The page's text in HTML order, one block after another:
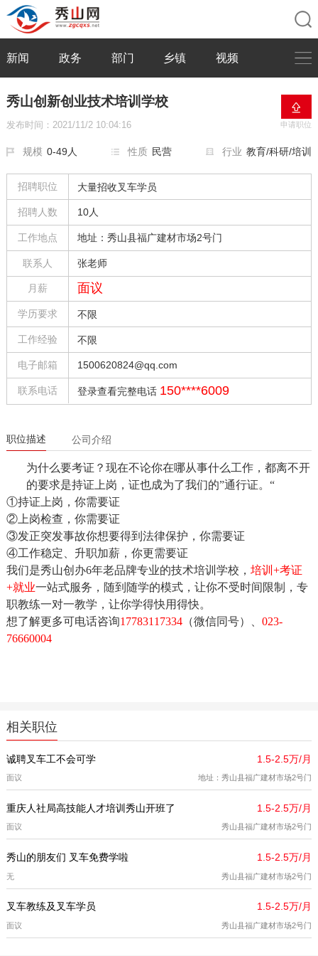
新闻 政务 部门 乡镇 视频
秀山创新创业技术培训学校
发布时间：2021/11/2 10:04:16 申请职位
规模 0-49人 性质 民营 行业 教育/科研/培训
招聘职位 大量招收叉车学员
招聘人数 10人
工作地点 地址：秀山县福广建材市场2号门
联系人 张老师
月薪 面议
学历要求 不限
工作经验 不限
电子邮箱 1500620824@qq.com
联系电话 登录查看完整电话 150****6009
职位描述 公司介绍
为什么要考证？现在不论你在哪从事什么工作，都离不开
的要求是持证上岗，证也成为了我们的”通行证。“
①持证上岗，你需要证
②上岗检查，你需要证
③发正突发事故你想要得到法律保护，你需要证
④工作稳定、升职加薪，你更需要证
我们是秀山创办6年老品牌专业的技术培训学校， 培训+考证
+就业一站式服务，随到随学的模式，让你不受时间限制，专
职教练一对一教学，让你学得快用得快。
想了解更多可电话咨询17783117334（微信同号）、 023-
76660004
相关职位
诚聘叉车工不会可学 1.5-2.5万/月
面议 地址：秀山县福广建材市场2号门
重庆人社局高技能人才培训秀山开班了 1.5-2.5万/月
面议 秀山县福广建材市场2号门
秀山的朋友们 叉车免费学啦 1.5-2.5万/月
无 秀山县福广建材市场2号门
叉车教练及叉车学员 1.5-2.5万/月
面议 秀山县福广建材市场2号门